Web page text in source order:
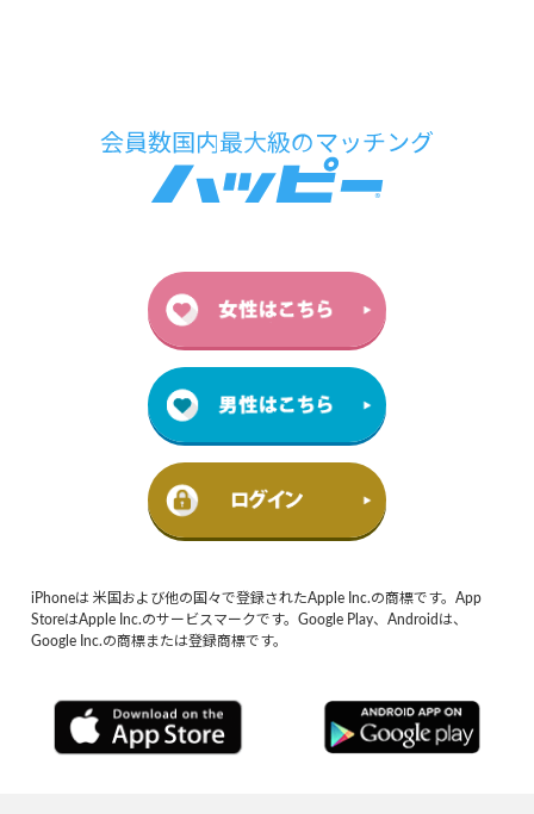
iPhoneは 米国および他の国々で登録されたApple Inc.の商標です。App
StoreはApple Inc.のサービスマークです。Google Play、Androidは、
Google Inc.の商標または登録商標です。